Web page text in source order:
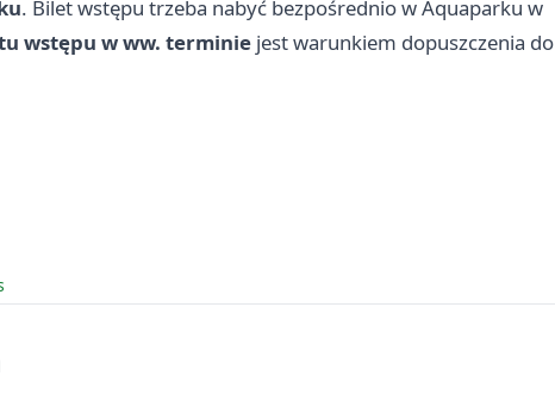
. Bilet wstępu trzeba nabyć bezpośrednio w Aquaparku w
wstępu w ww. terminie jest warunkiem dopuszczenia do